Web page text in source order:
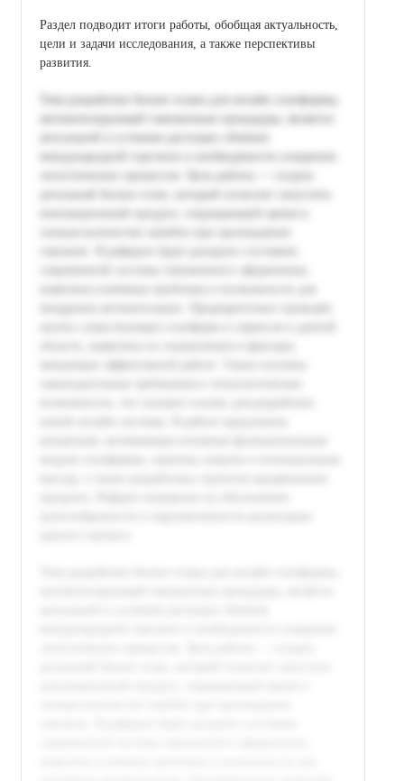
Раздел подводит итоги работы, обобщая актуальность,
цели и задачи исследования, а также перспективы
развития.